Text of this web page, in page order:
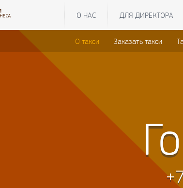
О НАС ДЛЯ ДИРЕКТОРА
О такси Заказать такси